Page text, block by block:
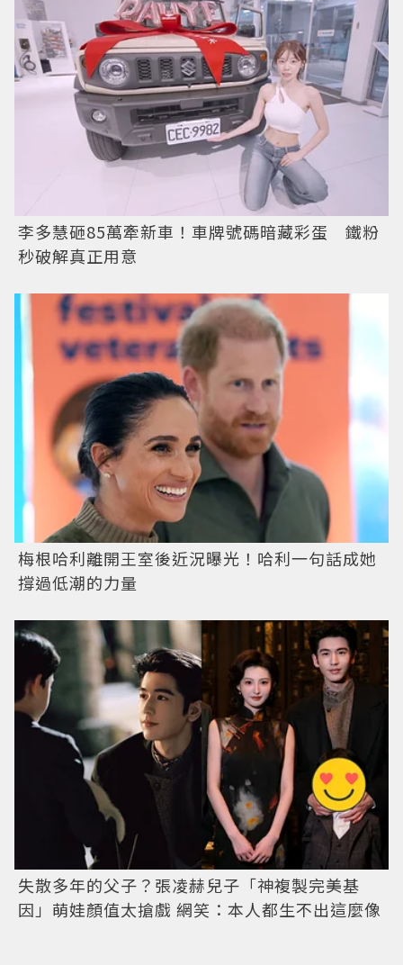
李多慧砸85萬牽新車！車牌號碼暗藏彩蛋 鐵粉
秒破解真正用意
梅根哈利離開王室後近況曝光！哈利一句話成她
撐過低潮的力量
失散多年的父子？張凌赫兒子「神複製完美基
因」萌娃顏值太搶戲 網笑：本人都生不出這麼像